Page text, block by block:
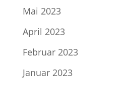
Mai 2023
April 2023
Februar 2023
Januar 2023